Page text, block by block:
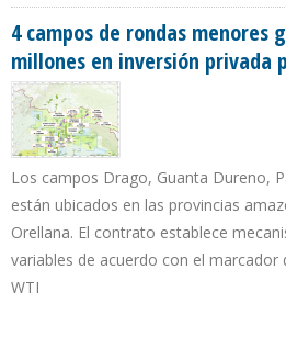
4 campos de rondas menores
millones en inversión privada
Los campos Drago, Guanta Dureno,
están ubicados en las provincias
Orellana. El contrato establece
variables de acuerdo con el marcador
WTI